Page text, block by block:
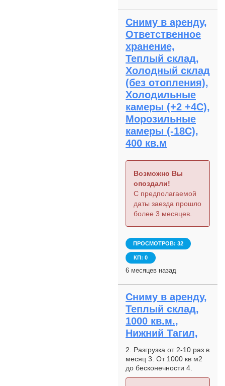
Сниму в аренду,
Ответственное
хранение,
Теплый склад,
Холодный склад
(без отопления),
Холодильные
камеры (+2 +4С),
Морозильные
камеры (-18С),
400 кв.м
Возможно Вы
опоздали!
С предполагаемой
даты заезда прошло
более 3 месяцев.
ПРОСМОТРОВ: 32
КП: 0
6 месяцев назад
Сниму в аренду,
Теплый склад,
1000 кв.м.,
Нижний Тагил,
2. Разгрузка от 2-10 раз в
месяц 3. От 1000 кв м2
до бесконечности 4.
Услуги грузчиков и